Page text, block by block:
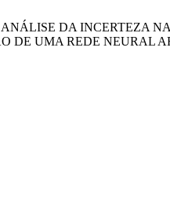
ANÁLISE DA INCERTEZA
DE UMA REDE NEURAL